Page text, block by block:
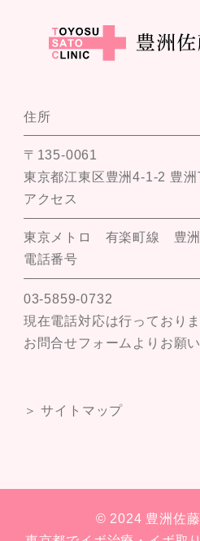
住所
〒135-0061
東京都江東区豊洲4-1-2 豊
アクセス
東京メトロ 有楽町線 豊洲
電話番号
03-5859-0732
現在電話対応は行っておりま
お問合せフォームよりお願い
＞ サイトマップ
© 2024 豊洲佐